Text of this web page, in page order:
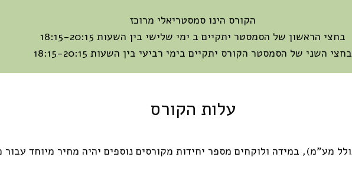
הקורס הינו סמסטריאלי מרוכז
בחצי הראשון של הסמסטר יתקיים ב ימי שלישי בין השעות 18:15-20:15
בחצי השני של הסמסטר הקורס יתקיים בימי רביעי בין השעות 18:15-20:15
עלות הקורס